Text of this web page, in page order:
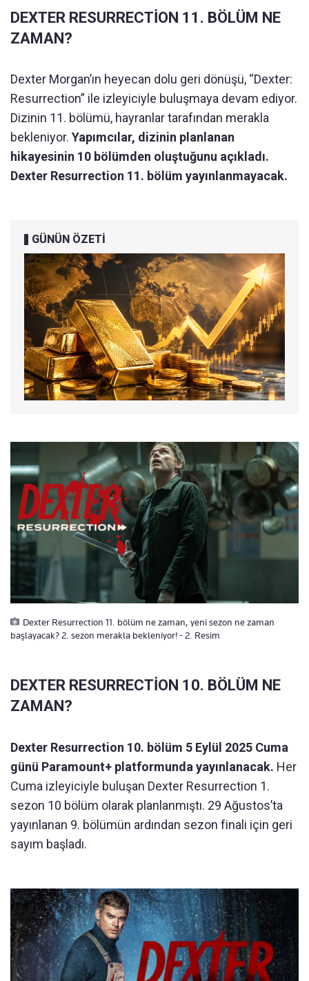
DEXTER RESURRECTİON 11. BÖLÜM NE
ZAMAN?
Dexter Morgan’ın heyecan dolu geri dönüşü, “Dexter:
Resurrection” ile izleyiciyle buluşmaya devam ediyor.
Dizinin 11. bölümü, hayranlar tarafından merakla
bekleniyor. Yapımcılar, dizinin planlanan
hikayesinin 10 bölümden oluştuğunu açıkladı.
Dexter Resurrection 11. bölüm yayınlanmayacak.
GÜNÜN ÖZETİ
Dexter Resurrection 11. bölüm ne zaman, yeni sezon ne zaman
başlayacak? 2. sezon merakla bekleniyor! - 2. Resim
DEXTER RESURRECTİON 10. BÖLÜM NE
ZAMAN?
Dexter Resurrection 10. bölüm 5 Eylül 2025 Cuma
günü Paramount+ platformunda yayınlanacak. Her
Cuma izleyiciyle buluşan Dexter Resurrection 1.
sezon 10 bölüm olarak planlanmıştı. 29 Ağustos’ta
yayınlanan 9. bölümün ardından sezon finali için geri
sayım başladı.